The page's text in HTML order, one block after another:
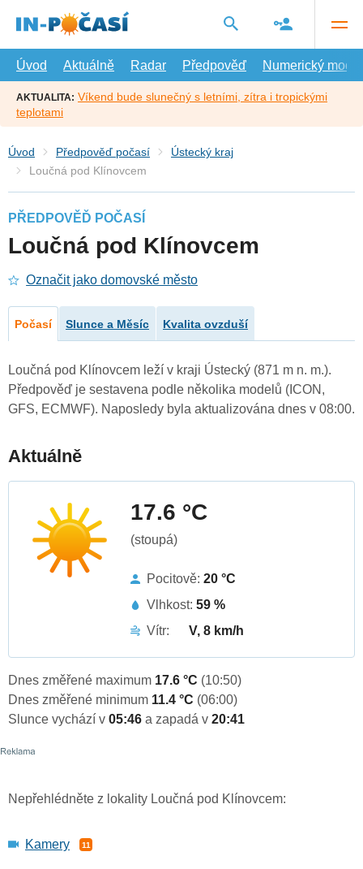
hlavní
Úvod
Aktuálně Radar Předpověď Numerický model
AKTUALITA: Víkend bude slunečný s letními, zítra i tropickými
teplotami
Úvod Předpověď počasí
Ústecký kraj
Loučná pod Klínovcem
PŘEDPOVĚĎ POČASÍ
Loučná pod Klínovcem
Označit jako domovské město
Počasí Slunce a Měsíc Kvalita ovzduší
Loučná pod Klínovcem leží v kraji Ústecký (871 m n. m.).
Předpověď je sestavena podle několika modelů (ICON,
GFS, ECMWF). Naposledy byla aktualizována dnes v 08:00.
Aktuálně
17.6 °C
(stoupá)
Pocitově: 20 °C
Vlhkost: 59 %
Vítr:
V, 8 km/h
Dnes změřené maximum 17.6 °C (10:50)
Dnes změřené minimum 11.4 °C (06:00)
Slunce vychází v 05:46 a zapadá v 20:41
Nepřehlédněte z lokality Loučná pod Klínovcem:
Kamery 11